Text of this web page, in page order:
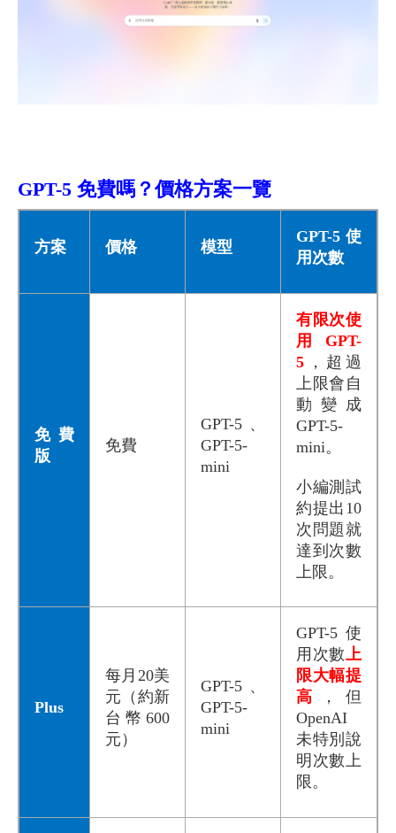
GPT-5 免費嗎？價格方案一覽
方案 價格 模型
GPT-5 使
用次數
免費
版
免費
GPT-5、
GPT-5-
mini
有限次使
用 GPT-
5 ，超過
上限會自
動變成
GPT-5-
mini。
小編測試
約提出10
次問題就
達到次數
上限。
Plus
每月20美
元（約新
台幣600
元）
GPT-5、
GPT-5-
mini
GPT-5使
用次數 上
限大幅提
高
，但
OpenAI
未特別說
明次數上
限。